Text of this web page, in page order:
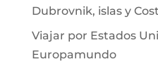
Dubrovnik, islas y
Viajar por Estados
Europamundo